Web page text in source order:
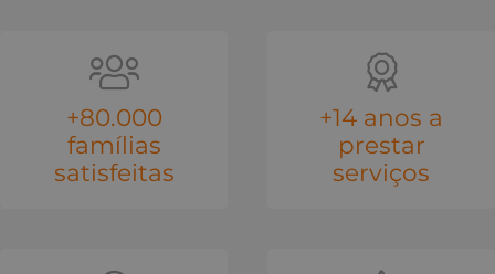
+80.000
famílias
satisfeitas
+14 anos a
prestar
serviços